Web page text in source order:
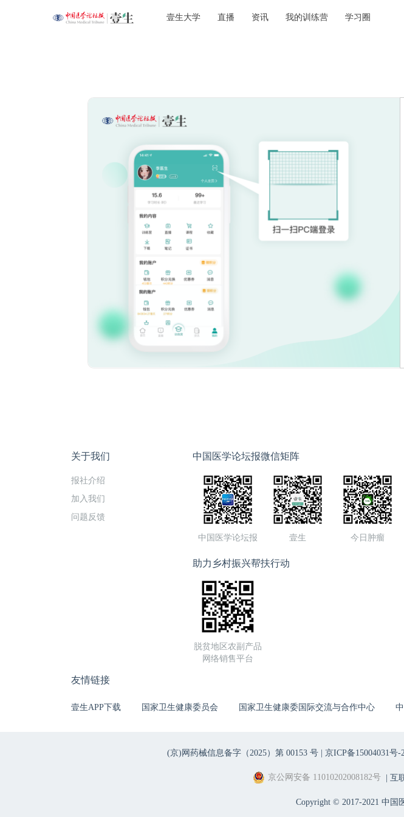
壹生大学 直播 资讯 我的训练营 学习圈
关于我们
报社介绍
加入我们
问题反馈
中国医学论坛报微信矩阵
中国医学论坛报 壹生 今日肿瘤
助力乡村振兴帮扶行动
脱贫地区农副产品
网络销售平台
友情链接
壹生APP下载 国家卫生健康委员会 国家卫生健康委国际交流与合作中心
(京)网药械信息备字（2025）第 00153 号 | 京ICP备15004031号-
京公网安备 11010202008182号| 互联
Copyright © 2017-2021 中国